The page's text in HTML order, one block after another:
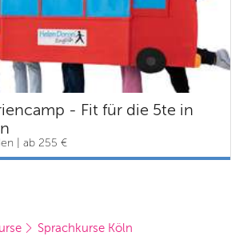
- Fit für die 5te in
| ab 255 €
Sprachkurse Köln